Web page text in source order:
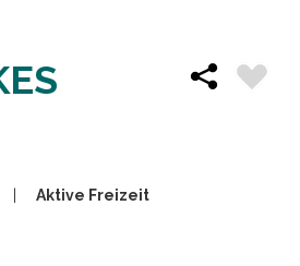
Aktive Freizeit